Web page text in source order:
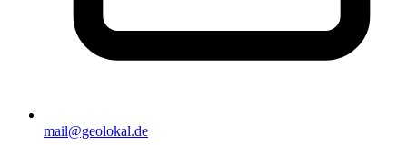
mail@geolokal.de